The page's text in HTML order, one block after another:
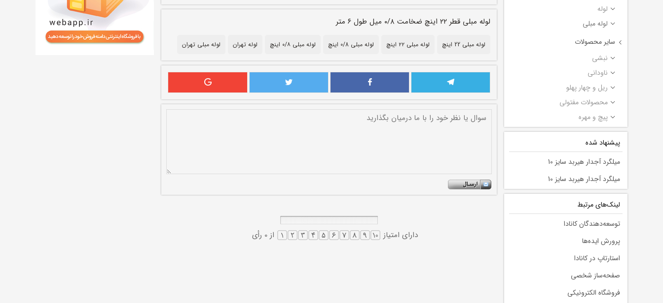
لوله
لوله مبلی
سایر محصولات
نبشی
ناودانی
ریل و چهار پهلو
محصولات مفتولی
پیچ و مهره
پیشنهاد شده
میلگرد آجدار هیربد سایز 10
میلگرد آجدار هیربد سایز 10
لينك‌های مرتبط
توسعه‌دهندگان کانادا
پرورش ایده‌ها
استارتاپ در کانادا
صفحه‌ساز شخصی
فروشگاه الکترونیکی
لوله مبلی قطر ۲۲ اینچ ضخامت ۰/۸ میل طول ۶ متر
لوله مبلی 22 اینچ لوله مبلی ۲۲ اینچ لوله مبلی 0/8 اینچ لوله مبلی ۰/۸ اینچ لوله تهران لوله مبلی تهران
دارای امتیاز از 0 رأی